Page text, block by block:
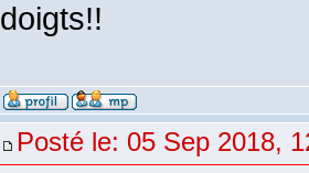
doigts!!
Posté le: 05 Sep 2018,